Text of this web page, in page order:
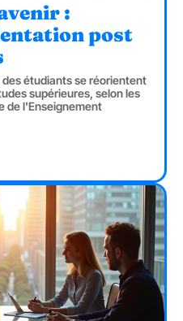
:
post
étudiants se réorientent
supérieures, selon les
de l'Enseignement